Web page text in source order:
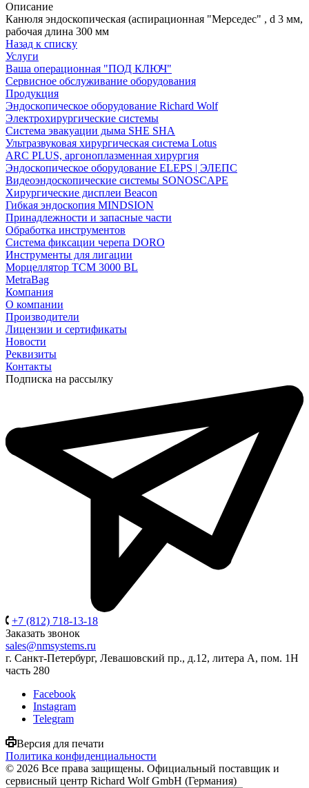
Описание
Канюля эндоскопическая (аспирационная "Мерседес" , d 3 мм,
рабочая длина 300 мм
Назад к списку
Услуги
Ваша операционная "ПОД КЛЮЧ"
Сервисное обслуживание оборудования
Продукция
Эндоскопическое оборудование Richard Wolf
Электрохирургические системы
Система эвакуации дыма SHE SHA
Ультразвуковая хирургическая система Lotus
ARC PLUS, аргоноплазменная хирургия
Эндоскопическое оборудование ELEPS | ЭЛЕПС
Видеоэндоскопические системы SONOSCAPE
Хирургические дисплеи Beacon
Гибкая эндоскопия MINDSION
Принадлежности и запасные части
Обработка инструментов
Система фиксации черепа DORO
Инструменты для лигации
Морцеллятор ТСМ 3000 BL
MetraBag
Компания
О компании
Производители
Лицензии и сертификаты
Новости
Реквизиты
Контакты
Подписка на рассылку
+7 (812) 718-13-18
Заказать звонок
sales@nmsystems.ru
г. Санкт-Петербург, Левашовский пр., д.12, литера А, пом. 1Н
часть 280
Facebook
Instagram
Telegram
Версия для печати
Политика конфиденциальности
© 2026 Все права защищены. Официальный поставщик и
сервисный центр Richard Wolf GmbH (Германия)